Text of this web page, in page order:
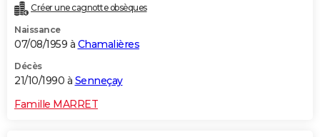
Créer une cagnotte obsèques
Naissance
07/08/1959 à Chamalières
Décès
21/10/1990 à Senneçay
Famille MARRET